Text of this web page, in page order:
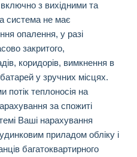
з вихідними та
система не має
опалення, у разі
закритого,
коридорів, вимкнення в
у зручних місцях.
потік теплоносія на
за спожиті
Ваші нарахування
приладом обліку і
багатоквартирного